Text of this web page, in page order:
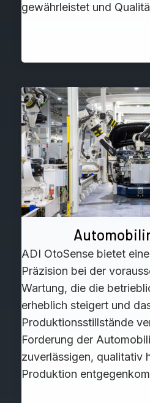
gewährleistet und
ADI OtoSense bietet
Präzision bei der
Wartung, die die
erheblich steigert und
Produktionsstillstände
Forderung der
zuverlässigen, qualitativ
Produktion